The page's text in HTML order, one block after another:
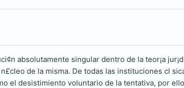
absolutamente singular dentro de la teor¡a
de la misma. De todas las instituciones cl
el desistimiento voluntario de la tentativa, por